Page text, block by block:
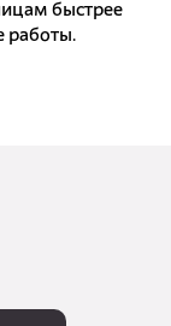
быстрее
работы.